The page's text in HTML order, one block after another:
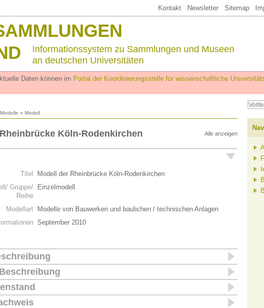
Kontakt Newsletter Sitemap
Informationssystem zu Sammlungen und Museen
an deutschen Universitäten
Daten können im Portal der Koordinierungsstelle für wissenschaftliche
» Modell
Alle anzeigen
Köln-Rodenkirchen
Titel
Modell der Rheinbrücke Köln-Rodenkirchen
Gruppe/
Reihe
Einzelmodell
Modellart
Modelle von Bauwerken und baulichen / technischen Anlagen
September 2010